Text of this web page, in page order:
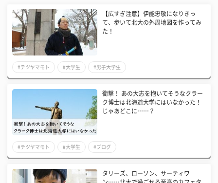
【広すぎ注意】伊能忠敬になりきっ
て、歩いて北大の外周地図を作ってみ
た！
#テツヤマモト #大学生 #男子大学生
衝撃！ あの大志を抱いてそうなクラー
ク博士は北海道大学にはいなかった！
じゃあどこに……？
#テツヤマモト #大学生 #ブログ
タリーズ、ローソン、サーティワ